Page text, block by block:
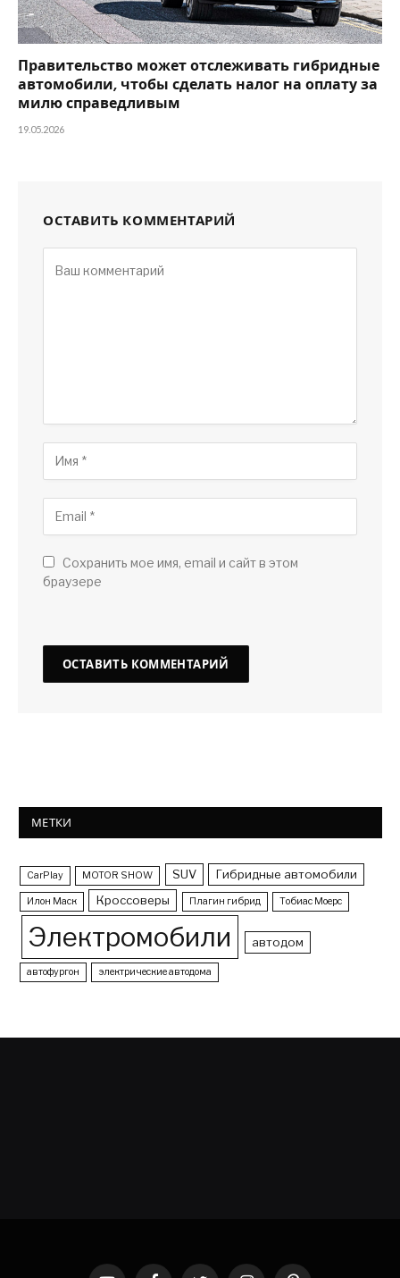
Правительство может отслеживать гибридные
автомобили, чтобы сделать налог на оплату за
милю справедливым
19.05.2026
ОСТАВИТЬ КОММЕНТАРИЙ
Сохранить мое имя, email и сайт в этом
браузере
МЕТКИ
CarPlay MOTOR SHOW SUV Гибридные автомобили
Илон Маск Кроссоверы Плагин гибрид Тобиас Моерс
Электромобили автодом
автофургон электрические автодома